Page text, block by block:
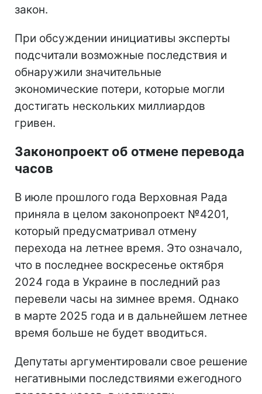
закон.
При обсуждении инициативы эксперты
подсчитали возможные последствия и
обнаружили значительные
экономические потери, которые могли
достигать нескольких миллиардов
гривен.
Законопроект об отмене перевода
часов
В июле прошлого года Верховная Рада
приняла в целом законопроект №4201,
который предусматривал отмену
перехода на летнее время. Это означало,
что в последнее воскресенье октября
2024 года в Украине в последний раз
перевели часы на зимнее время. Однако
в марте 2025 года и в дальнейшем летнее
время больше не будет вводиться.
Депутаты аргументировали свое решение
негативными последствиями ежегодного